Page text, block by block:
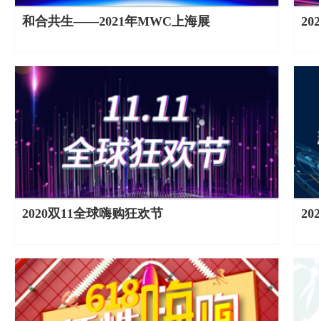
和合共生——2021年MWC上海展
2020双11全球嗨购狂欢节